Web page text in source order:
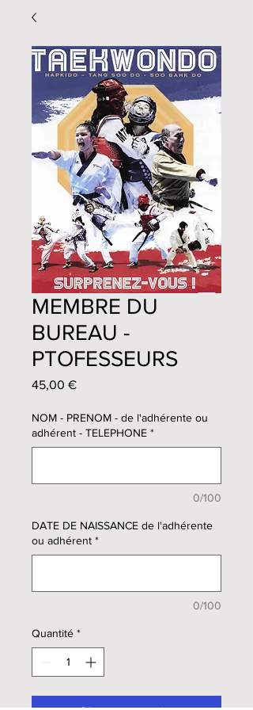
MEMBRE DU
BUREAU -
PTOFESSEURS
45,00 €Prix
NOM - PRENOM - de l'adhérente ou
adhérent - TELEPHONE *
0/100
DATE DE NAISSANCE de l'adhérente
ou adhérent *
0/100
Quantité *